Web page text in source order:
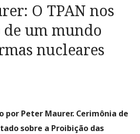
O TPAN nos
um mundo
nucleares
por Peter Maurer. Cerimônia de
sobre a Proibição das